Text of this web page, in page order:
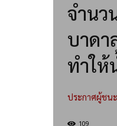
จำนว
บาดา
ทำให้
ประกาศผู้ชน
109